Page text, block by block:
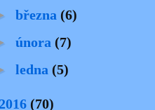
března (6)
února (7)
ledna (5)
2016 (70)